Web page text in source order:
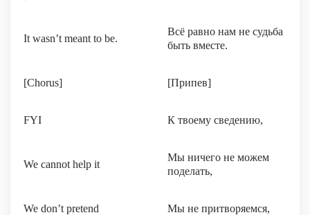
It wasn’t meant to be.
Всё равно нам не судьба
быть вместе.
[Chorus] [Припев]
FYI К твоему сведению,
We cannot help it
Мы ничего не можем
поделать,
We don’t pretend Мы не притворяемся,